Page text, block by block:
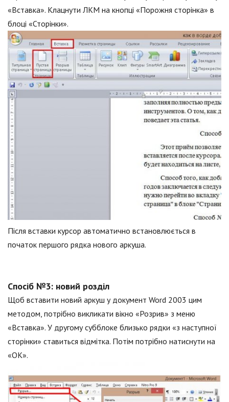
«Вставка». Клацнути ЛКМ на кнопці «Порожня сторінка» в
блоці «Сторінки».
Після вставки курсор автоматично встановлюється в
початок першого рядка нового аркуша.
Спосіб №3: новий розділ
Щоб вставити новий аркуш у документ Word 2003 цим
методом, потрібно викликати вікно «Розрив» з меню
«Вставка». У другому субблоке близько рядки «з наступної
сторінки» ставиться відмітка. Потім потрібно натиснути на
«ОК».